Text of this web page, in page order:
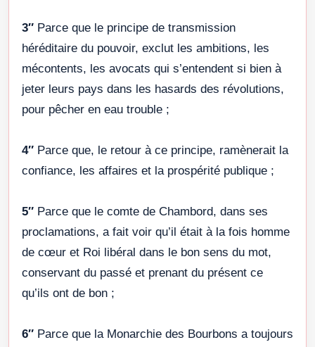
3″ Parce que le principe de transmission
héréditaire du pouvoir, exclut les ambitions, les
mécontents, les avocats qui s’entendent si bien à
jeter leurs pays dans les hasards des révolutions,
pour pêcher en eau trouble ;
4″ Parce que, le retour à ce principe, ramènerait la
confiance, les affaires et la prospérité publique ;
5″ Parce que le comte de Chambord, dans ses
proclamations, a fait voir qu’il était à la fois homme
de cœur et Roi libéral dans le bon sens du mot,
conservant du passé et prenant du présent ce
qu’ils ont de bon ;
6″ Parce que la Monarchie des Bourbons a toujours